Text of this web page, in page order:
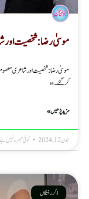
موسیٰ رضا : شخصیت اور
کرگئے۔ وہ
مزید پڑھیں »
جون 12, 2024 کوئی تبصرہ نہیں
ذکر رفتگاں